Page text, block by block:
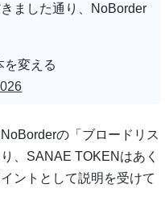
ました通り、NoBorder
変える
の「ブロードリス
、SANAE TOKENはあく
ントとして説明を受けて